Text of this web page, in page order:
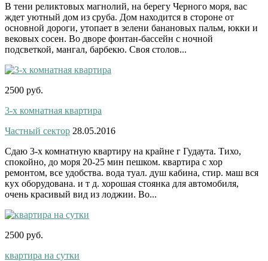
В тени реликтовых магнолий, на берегу Черного моря, вас
ждет уютный дом из сруба. Дом находится в стороне от
основной дороги, утопает в зелени банановых пальм, юкки и
вековых сосен. Во дворе фонтан-бассейн с ночной
подсветкой, мангал, барбекю. Своя столов...
2500 руб.
3-х комнатная квартира
Частный сектор 28.05.2016
Сдаю 3-х комнатную квартиру на крайне г Гудаута. Тихо,
спокойно, до моря 20-25 мин пешком. квартира с хор
ремонтом, все удобства. вода туал. душ кабина, стир. маш вся
кух оборудована. и т д. хорошая стоянка для автомобиля,
очень красивый вид из лоджии. Во...
2500 руб.
квартира на сутки